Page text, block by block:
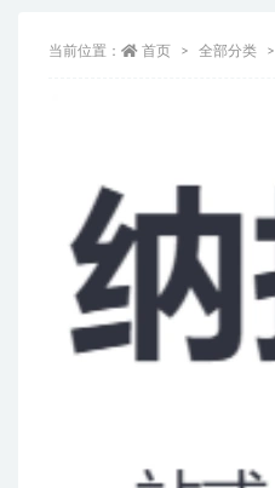
当前位置： 首页 全部分类